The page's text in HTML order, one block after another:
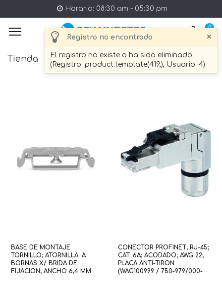
Registro no encontrado ×
El registro no existe o ha sido eliminado.
(Registro: product.template(419,), Usuario: 4)
Horario: 08:30 am - 05:30 pm
0
Tienda 26 artículo Encontrado.
BASE DE MONTAJE
TORNILLO; ATORNILLA. A
BORNAS X/ BRIDA DE
FIJACION; ANCHO 6,4 MM
CONECTOR PROFINET; RJ-45;
CAT. 6A; ACODADO; AWG 22;
PLACA ANTI-TIRON
(WAG100999 / 750-979/000-